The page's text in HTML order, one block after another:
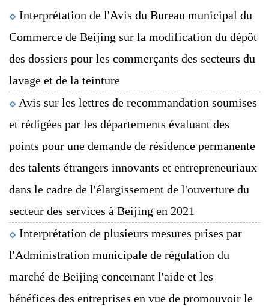
Interprétation de l'Avis du Bureau municipal du
Commerce de Beijing sur la modification du dépôt
des dossiers pour les commerçants des secteurs du
lavage et de la teinture
Avis sur les lettres de recommandation soumises
et rédigées par les départements évaluant des
points pour une demande de résidence permanente
des talents étrangers innovants et entrepreneuriaux
dans le cadre de l'élargissement de l'ouverture du
secteur des services à Beijing en 2021
Interprétation de plusieurs mesures prises par
l'Administration municipale de régulation du
marché de Beijing concernant l'aide et les
bénéfices des entreprises en vue de promouvoir le